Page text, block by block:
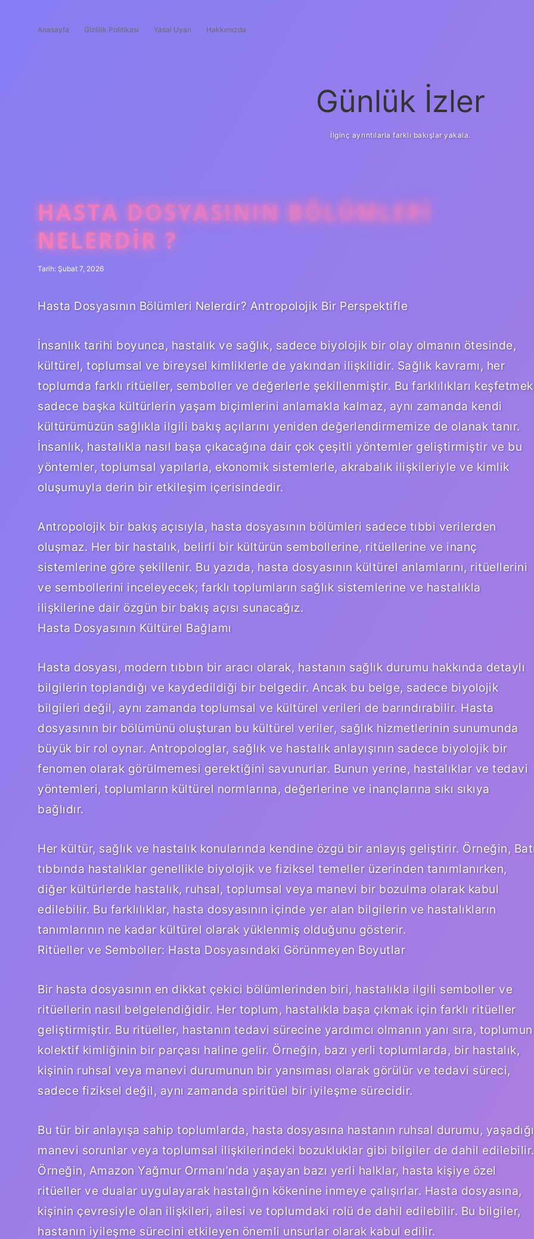
Anasayfa Gizlilik Politikası Yasal Uyarı Hakkımızda
Günlük İzler
İlginç ayrıntılarla farklı bakışlar yakala.
HASTA DOSYASININ BÖLÜMLERI
NELERDIR ?
Tarih: Şubat 7, 2026
Hasta Dosyasının Bölümleri Nelerdir? Antropolojik Bir Perspektifle
İnsanlık tarihi boyunca, hastalık ve sağlık, sadece biyolojik bir olay olmanın ötesinde,
kültürel, toplumsal ve bireysel kimliklerle de yakından ilişkilidir. Sağlık kavramı, her
toplumda farklı ritüeller, semboller ve değerlerle şekillenmiştir. Bu farklılıkları
sadece başka kültürlerin yaşam biçimlerini anlamakla kalmaz, aynı zamanda kendi
kültürümüzün sağlıkla ilgili bakış açılarını yeniden değerlendirmemize de olanak tanır.
İnsanlık, hastalıkla nasıl başa çıkacağına dair çok çeşitli yöntemler geliştirmiştir ve bu
yöntemler, toplumsal yapılarla, ekonomik sistemlerle, akrabalık ilişkileriyle ve kimlik
oluşumuyla derin bir etkileşim içerisindedir.
Antropolojik bir bakış açısıyla, hasta dosyasının bölümleri sadece tıbbi verilerden
oluşmaz. Her bir hastalık, belirli bir kültürün sembollerine, ritüellerine ve inanç
sistemlerine göre şekillenir. Bu yazıda, hasta dosyasının kültürel anlamlarını, ritüellerini
ve sembollerini inceleyecek; farklı toplumların sağlık sistemlerine ve hastalıkla
ilişkilerine dair özgün bir bakış açısı sunacağız.
Hasta Dosyasının Kültürel Bağlamı
Hasta dosyası, modern tıbbın bir aracı olarak, hastanın sağlık durumu hakkında detaylı
bilgilerin toplandığı ve kaydedildiği bir belgedir. Ancak bu belge, sadece biyolojik
bilgileri değil, aynı zamanda toplumsal ve kültürel verileri de barındırabilir. Hasta
dosyasının bir bölümünü oluşturan bu kültürel veriler, sağlık hizmetlerinin sunumunda
büyük bir rol oynar. Antropologlar, sağlık ve hastalık anlayışının sadece biyolojik bir
fenomen olarak görülmemesi gerektiğini savunurlar. Bunun yerine, hastalıklar ve tedavi
yöntemleri, toplumların kültürel normlarına, değerlerine ve inançlarına sıkı sıkıya
bağlıdır.
Her kültür, sağlık ve hastalık konularında kendine özgü bir anlayış geliştirir. Örneğin,
tıbbında hastalıklar genellikle biyolojik ve fiziksel temeller üzerinden tanımlanırken,
diğer kültürlerde hastalık, ruhsal, toplumsal veya manevi bir bozulma olarak kabul
edilebilir. Bu farklılıklar, hasta dosyasının içinde yer alan bilgilerin ve hastalıkların
tanımlarının ne kadar kültürel olarak yüklenmiş olduğunu gösterir.
Ritüeller ve Semboller: Hasta Dosyasındaki Görünmeyen Boyutlar
Bir hasta dosyasının en dikkat çekici bölümlerinden biri, hastalıkla ilgili semboller ve
ritüellerin nasıl belgelendiğidir. Her toplum, hastalıkla başa çıkmak için farklı ritüeller
geliştirmiştir. Bu ritüeller, hastanın tedavi sürecine yardımcı olmanın yanı sıra, toplumun
kolektif kimliğinin bir parçası haline gelir. Örneğin, bazı yerli toplumlarda, bir hastalık,
kişinin ruhsal veya manevi durumunun bir yansıması olarak görülür ve tedavi süreci,
sadece fiziksel değil, aynı zamanda spiritüel bir iyileşme sürecidir.
Bu tür bir anlayışa sahip toplumlarda, hasta dosyasına hastanın ruhsal durumu, yaşadığı
manevi sorunlar veya toplumsal ilişkilerindeki bozukluklar gibi bilgiler de dahil edilebilir.
Örneğin, Amazon Yağmur Ormanı’nda yaşayan bazı yerli halklar, hasta kişiye özel
ritüeller ve dualar uygulayarak hastalığın kökenine inmeye çalışırlar. Hasta dosyasına,
kişinin çevresiyle olan ilişkileri, ailesi ve toplumdaki rolü de dahil edilebilir. Bu bilgiler,
hastanın iyileşme sürecini etkileyen önemli unsurlar olarak kabul edilir.